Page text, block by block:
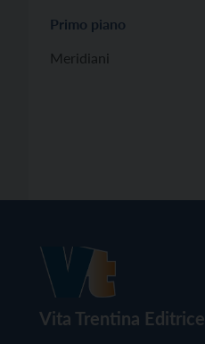
Primo piano
Meridiani
Vita Trentina Editrice